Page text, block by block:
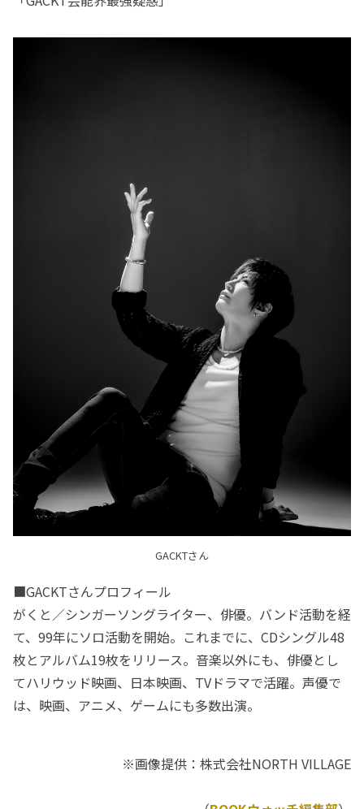
GACKTさん
■GACKTさんプロフィール
がくと／シンガーソングライター、俳優。バンド活動を経
て、99年にソロ活動を開始。これまでに、CDシングル48
枚とアルバム19枚をリリース。音楽以外にも、俳優とし
てハリウッド映画、日本映画、TVドラマで活躍。声優で
は、映画、アニメ、ゲームにも多数出演。
※画像提供：株式会社NORTH VILLAGE